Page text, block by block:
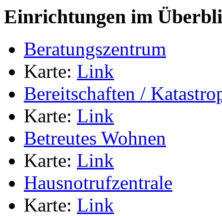
Einrichtungen im
Beratungszentrum
Karte: Link
Bereitschaften /
Karte: Link
Betreutes Wohnen
Karte: Link
Hausnotrufzentrale
Karte: Link